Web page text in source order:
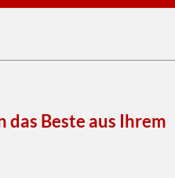
Beste aus Ihrem